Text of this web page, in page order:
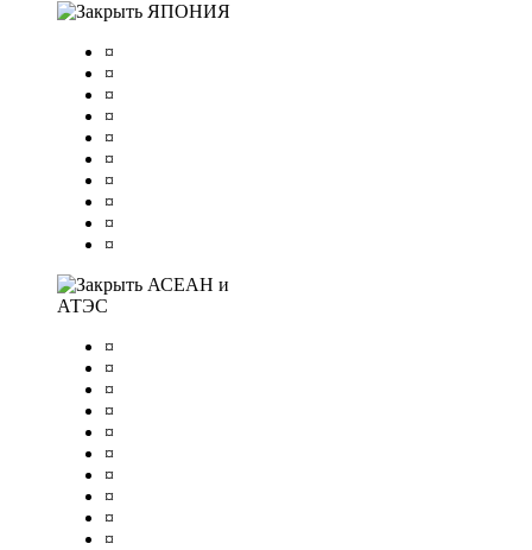
ЯПОНИЯ
¤
¤
¤
¤
¤
¤
¤
¤
¤
¤
АСЕАН и
АТЭС
¤
¤
¤
¤
¤
¤
¤
¤
¤
¤